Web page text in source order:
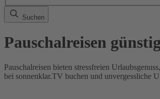
Suchen
Pauschalreisen
Pauschalreisen bieten stressfreien
bei sonnenklar.TV buchen und unvergessliche